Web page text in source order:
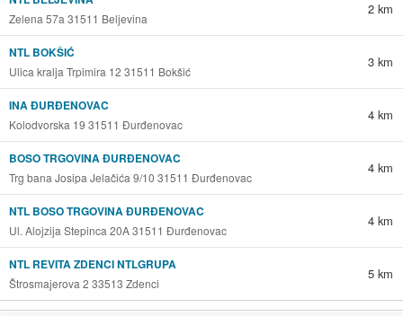
Zelena 57a 31511 Beljevina
2 km
NTL BOKŠIĆ
Ulica kralja Trpimira 12 31511 Bokšić
3 km
INA ĐURĐENOVAC
Kolodvorska 19 31511 Đurđenovac
4 km
BOSO TRGOVINA ĐURĐENOVAC
Trg bana Josipa Jelačića 9/10 31511 Đurđenovac
4 km
NTL BOSO TRGOVINA ĐURĐENOVAC
Ul. Alojzija Stepinca 20A 31511 Đurđenovac
4 km
NTL REVITA ZDENCI NTLGRUPA
Štrosmajerova 2 33513 Zdenci
5 km